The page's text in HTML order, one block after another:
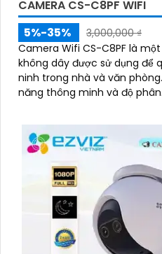
CAMERA CS-C8PF WIFI
5%-35%
3,000,000 ₫
Camera Wifi CS-C8PF là
không dây được sử dụng để
ninh trong nhà và văn phòng. Được trang bị các tính
năng thông minh và độ